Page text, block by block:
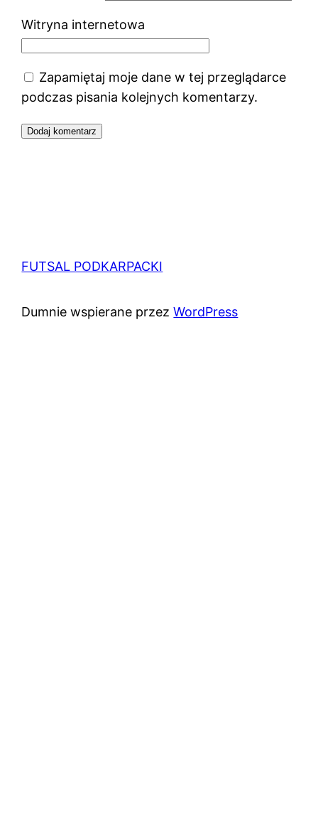
Witryna internetowa
Zapamiętaj moje dane w tej przeglądarce
podczas pisania kolejnych komentarzy.
FUTSAL PODKARPACKI
Dumnie wspierane przezWordPress